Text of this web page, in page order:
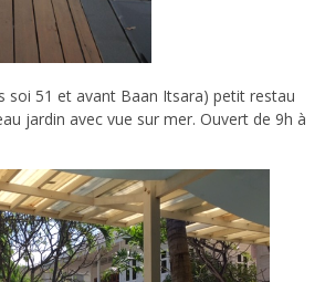
soi 51 et avant Baan Itsara) petit restau
jardin avec vue sur mer. Ouvert de 9h à